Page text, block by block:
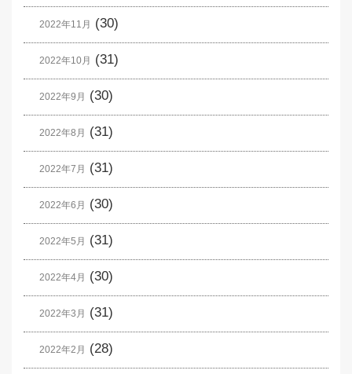
2022年11月 (30)
2022年10月 (31)
2022年9月 (30)
2022年8月 (31)
2022年7月 (31)
2022年6月 (30)
2022年5月 (31)
2022年4月 (30)
2022年3月 (31)
2022年2月 (28)